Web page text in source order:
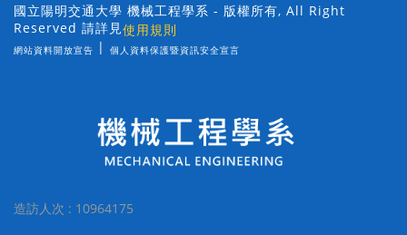
國立陽明交通大學 機械工程學系 - 版權所有, All Right
Reserved 請詳見使用規則
網站資料開放宣告 | 個人資料保護暨資訊安全宣言
造訪人次 : 10964175